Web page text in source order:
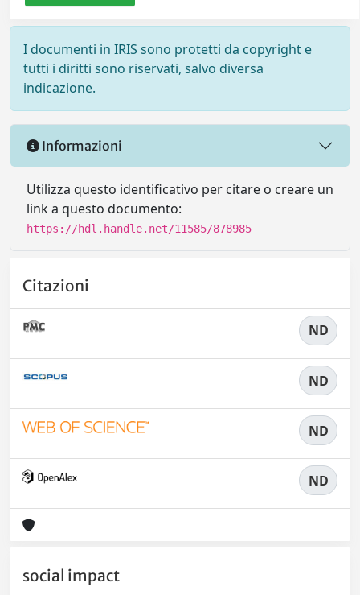
I documenti in IRIS sono protetti da copyright e
tutti i diritti sono riservati, salvo diversa
indicazione.
Informazioni
Utilizza questo identificativo per citare o creare un
link a questo documento:
https://hdl.handle.net/11585/878985
Citazioni
ND
ND
ND
ND
social impact